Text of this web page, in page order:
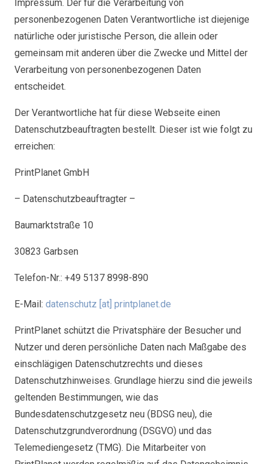
Impressum. Der für die Verarbeitung von
personenbezogenen Daten Verantwortliche ist diejenige
natürliche oder juristische Person, die allein oder
gemeinsam mit anderen über die Zwecke und Mittel der
Verarbeitung von personenbezogenen Daten
entscheidet.
Der Verantwortliche hat für diese Webseite einen
Datenschutzbeauftragten bestellt. Dieser ist wie folgt zu
erreichen:
PrintPlanet GmbH
– Datenschutzbeauftragter –
Baumarktstraße 10
30823 Garbsen
Telefon-Nr.: +49 5137 8998-890
E-Mail: datenschutz [at] printplanet.de
PrintPlanet schützt die Privatsphäre der Besucher und
Nutzer und deren persönliche Daten nach Maßgabe des
einschlägigen Datenschutzrechts und dieses
Datenschutzhinweises. Grundlage hierzu sind die jeweils
geltenden Bestimmungen, wie das
Bundesdatenschutzgesetz neu (BDSG neu), die
Datenschutzgrundverordnung (DSGVO) und das
Telemediengesetz (TMG). Die Mitarbeiter von